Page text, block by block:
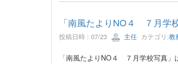
「南風たよりNO４ ７月学
投稿日時 : 07/23 主任 カテゴリ:教
「南風たよりNO４ ７月学校写真」